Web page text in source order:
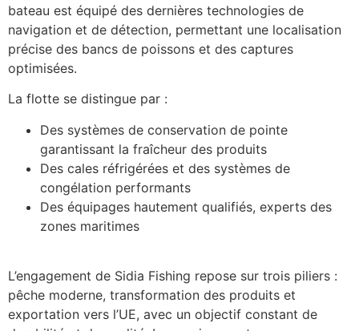
bateau est équipé des dernières technologies de
navigation et de détection, permettant une localisation
précise des bancs de poissons et des captures
optimisées.
La flotte se distingue par :
Des systèmes de conservation de pointe
garantissant la fraîcheur des produits
Des cales réfrigérées et des systèmes de
congélation performants
Des équipages hautement qualifiés, experts des
zones maritimes
L’engagement de Sidia Fishing repose sur trois piliers :
pêche moderne, transformation des produits et
exportation vers l’UE, avec un objectif constant de